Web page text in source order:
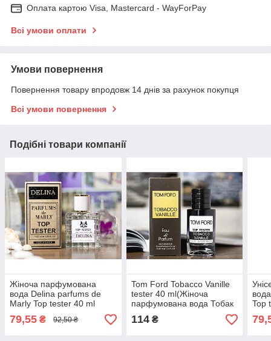
Оплата картою Visa, Mastercard - WayForPay
Всі умови оплати
Умови повернення
Повернення товару впродовж 14 днів за рахунок покупця
Всі умови повернення
Подібні товари компанії
Жіноча парфумована
вода Delina parfums de
Marly Top tester 40 ml
79,55 ₴ 92,50 ₴
Tom Ford Tobacco Vanille
tester 40 ml(Жіноча
парфумована вода Тобак
Ванилль від ТОМ ФОРД)
114₴
Top